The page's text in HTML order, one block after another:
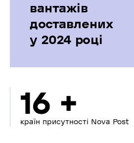
вантажів
доставлених
у 2024 році
16 +
країн присутності Nova Post